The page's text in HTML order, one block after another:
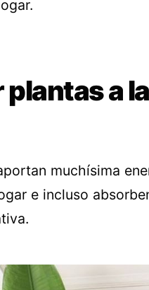
a la
muchísima
e incluso